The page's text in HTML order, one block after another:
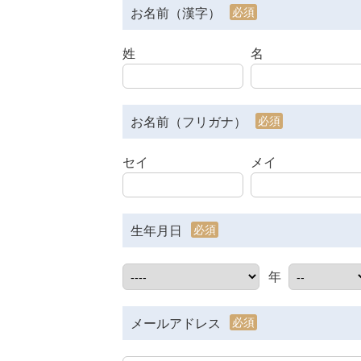
お名前（漢字） 必須
姓 名
お名前（フリガナ） 必須
セイ メイ
生年月日 必須
年
メールアドレス 必須